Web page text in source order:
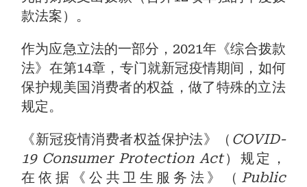
款法案）。
作为应急立法的一部分，2021年《综合拨款
法》在第14章，专门就新冠疫情期间，如何
保护规美国消费者的权益，做了特殊的立法
规定。
《新冠疫情消费者权益保护法》（ COVID-
19 Consumer Protection Act）规定，
在依据《公共卫生服务法》（ Public